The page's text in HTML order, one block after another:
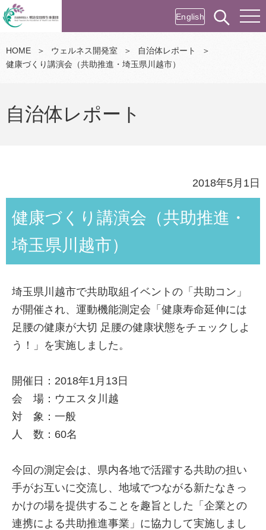
English
HOME ＞ ウェルネス開発室 ＞ 自治体レポート
＞
健康づくり講演会（共助推進・埼玉県川越市）
自治体レポート
2018年5月1日
健康づくり講演会（共助推進・
埼玉県川越市）
埼玉県川越市で共助取組イベントの「共助コン」
が開催され、運動機能測定会「健康寿命延伸には
足腰の健康が大切 足腰の健康状態をチェックしよ
う！」を実施しました。
開催日：2018年1月13日
会 場：ウエスタ川越
対 象：一般
人 数：60名
今回の測定会は、県内各地で活躍する共助の担い
手がお互いに交流し、地域でつながる新たなきっ
かけの場を提供することを趣旨とした「企業との
連携による共助推進事業」に協力して実施しまし